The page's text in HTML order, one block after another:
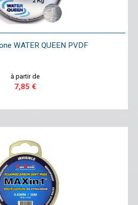
WATER QUEEN PVDF
à partir de
7,85 €